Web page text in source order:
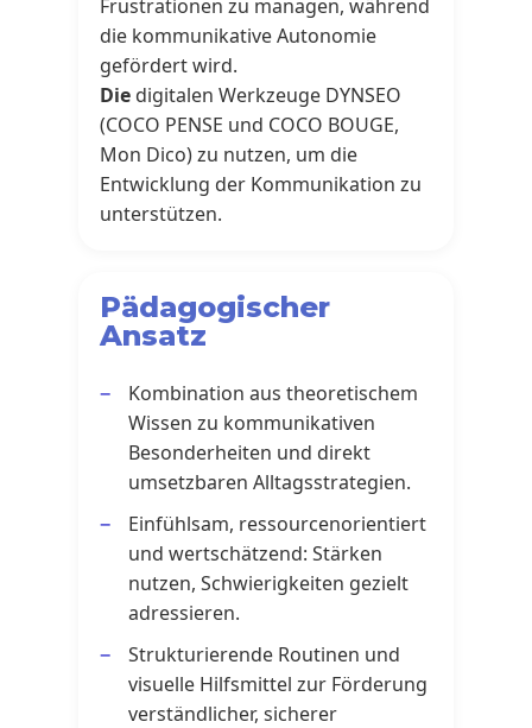
Frustrationen zu managen, während
die kommunikative Autonomie
gefördert wird.
Die digitalen Werkzeuge DYNSEO
(COCO PENSE und COCO BOUGE,
Mon Dico) zu nutzen, um die
Entwicklung der Kommunikation zu
unterstützen.
Pädagogischer
Ansatz
Kombination aus theoretischem
Wissen zu kommunikativen
Besonderheiten und direkt
umsetzbaren Alltagsstrategien.
Einfühlsam, ressourcenorientiert
und wertschätzend: Stärken
nutzen, Schwierigkeiten gezielt
adressieren.
Strukturierende Routinen und
visuelle Hilfsmittel zur Förderung
verständlicher, sicherer